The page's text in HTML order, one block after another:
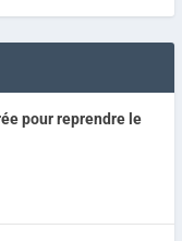
pour reprendre le